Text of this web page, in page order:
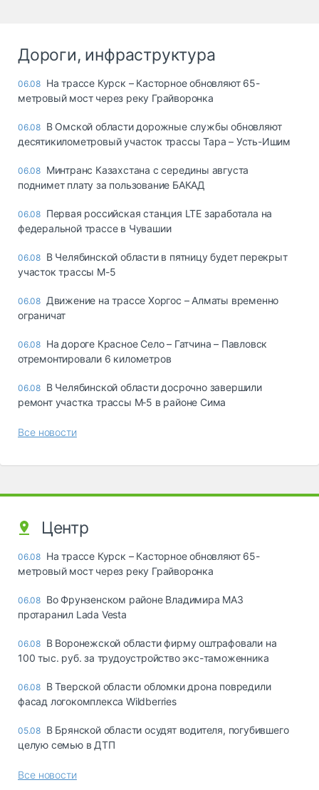
Дороги, инфраструктура
06.08 На трассе Курск – Касторное обновляют 65-
метровый мост через реку Грайворонка
06.08 В Омской области дорожные службы обновляют
десятикилометровый участок трассы Тара – Усть-Ишим
06.08 Минтранс Казахстана с середины августа
поднимет плату за пользование БАКАД
06.08 Первая российская станция LTE заработала на
федеральной трассе в Чувашии
06.08 В Челябинской области в пятницу будет перекрыт
участок трассы М-5
06.08 Движение на трассе Хоргос – Алматы временно
ограничат
06.08 На дороге Красное Село – Гатчина – Павловск
отремонтировали 6 километров
06.08 В Челябинской области досрочно завершили
ремонт участка трассы М‑5 в районе Сима
Все новости
Центр
06.08 На трассе Курск – Касторное обновляют 65-
метровый мост через реку Грайворонка
06.08 Во Фрунзенском районе Владимира МАЗ
протаранил Lada Vesta
06.08 В Воронежской области фирму оштрафовали на
100 тыс. руб. за трудоустройство экс-таможенника
06.08 В Тверской области обломки дрона повредили
фасад логокомплекса Wildberries
05.08 В Брянской области осудят водителя, погубившего
целую семью в ДТП
Все новости